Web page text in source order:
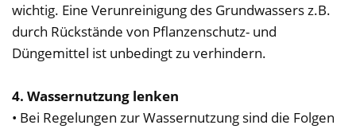
wichtig. Eine Verunreinigung des Grundwassers z.B.
durch Rückstände von Pflanzenschutz- und
Düngemittel ist unbedingt zu verhindern.
4. Wassernutzung lenken
• Bei Regelungen zur Wassernutzung sind die Folgen